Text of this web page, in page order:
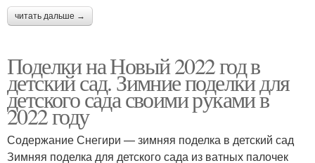
читать дальше →
Поделки на Новый 2022 год в
детский сад. Зимние поделки для
детского сада своими руками в
2022 году
Содержание Снегири — зимняя поделка в детский сад
Зимняя поделка для детского сада из ватных палочек